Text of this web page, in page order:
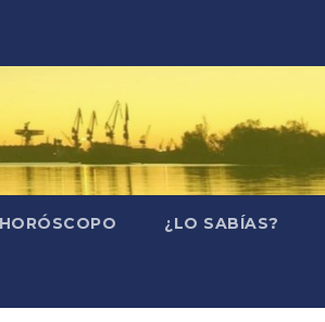
HORÓSCOPO ¿LO SABÍAS?